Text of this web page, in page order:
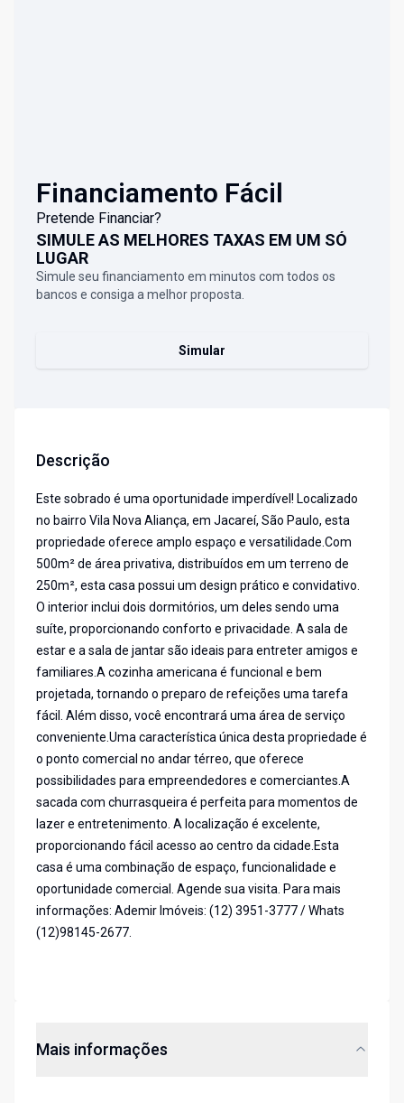
Financiamento Fácil
Pretende Financiar?
SIMULE AS MELHORES TAXAS EM UM SÓ
LUGAR
Simule seu financiamento em minutos com todos os
bancos e consiga a melhor proposta.
Simular
Descrição
Este sobrado é uma oportunidade imperdível! Localizado
no bairro Vila Nova Aliança, em Jacareí, São Paulo, esta
propriedade oferece amplo espaço e versatilidade.Com
500m² de área privativa, distribuídos em um terreno de
250m², esta casa possui um design prático e convidativo.
O interior inclui dois dormitórios, um deles sendo uma
suíte, proporcionando conforto e privacidade. A sala de
estar e a sala de jantar são ideais para entreter amigos e
familiares.A cozinha americana é funcional e bem
projetada, tornando o preparo de refeições uma tarefa
fácil. Além disso, você encontrará uma área de serviço
conveniente.Uma característica única desta propriedade é
o ponto comercial no andar térreo, que oferece
possibilidades para empreendedores e comerciantes.A
sacada com churrasqueira é perfeita para momentos de
lazer e entretenimento. A localização é excelente,
proporcionando fácil acesso ao centro da cidade.Esta
casa é uma combinação de espaço, funcionalidade e
oportunidade comercial. Agende sua visita. Para mais
informações: Ademir Imóveis: (12) 3951-3777 / Whats
(12)98145-2677.
Mais informações